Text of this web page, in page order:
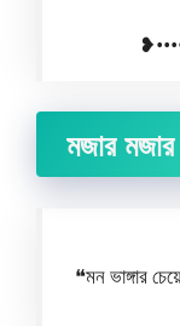
মজার মজার
❝মন ভাঙ্গার